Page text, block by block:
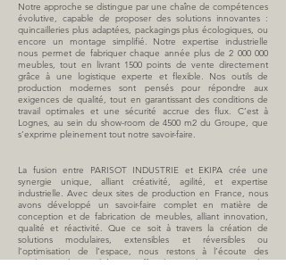
Notre approche se distingue par une chaîne de compétences
évolutive, capable de proposer des solutions innovantes :
quincailleries plus adaptées, packagings plus écologiques, ou
encore un montage simplifié. Notre expertise industrielle
nous permet de fabriquer chaque année plus de 2 000 000
meubles, tout en livrant 1500 points de vente directement
grâce à une logistique experte et flexible. Nos outils de
production modernes sont pensés pour répondre aux
exigences de qualité, tout en garantissant des conditions de
travail optimales et une sécurité accrue des flux. C’est à
Lognes, au sein du show-room de 4500 m2 du Groupe, que
s’exprime pleinement tout notre savoir-faire.
La fusion entre PARISOT INDUSTRIE et EKIPA crée une
synergie unique, alliant créativité, agilité, et expertise
industrielle. Avec deux sites de production en France, nous
avons développé un savoir-faire complet en matière de
conception et de fabrication de meubles, alliant innovation,
qualité et réactivité. Que ce soit à travers la création de
solutions modulaires, extensibles et réversibles ou
l’optimisation de l’espace, nous restons à l’écoute des
tendances du marché pour offrir des produits toujours plus